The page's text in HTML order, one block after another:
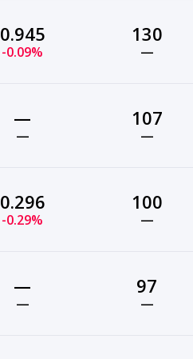
0.945
-0.09%
130
—
—
—
107
—
0.296
-0.29%
100
—
—
—
97
—